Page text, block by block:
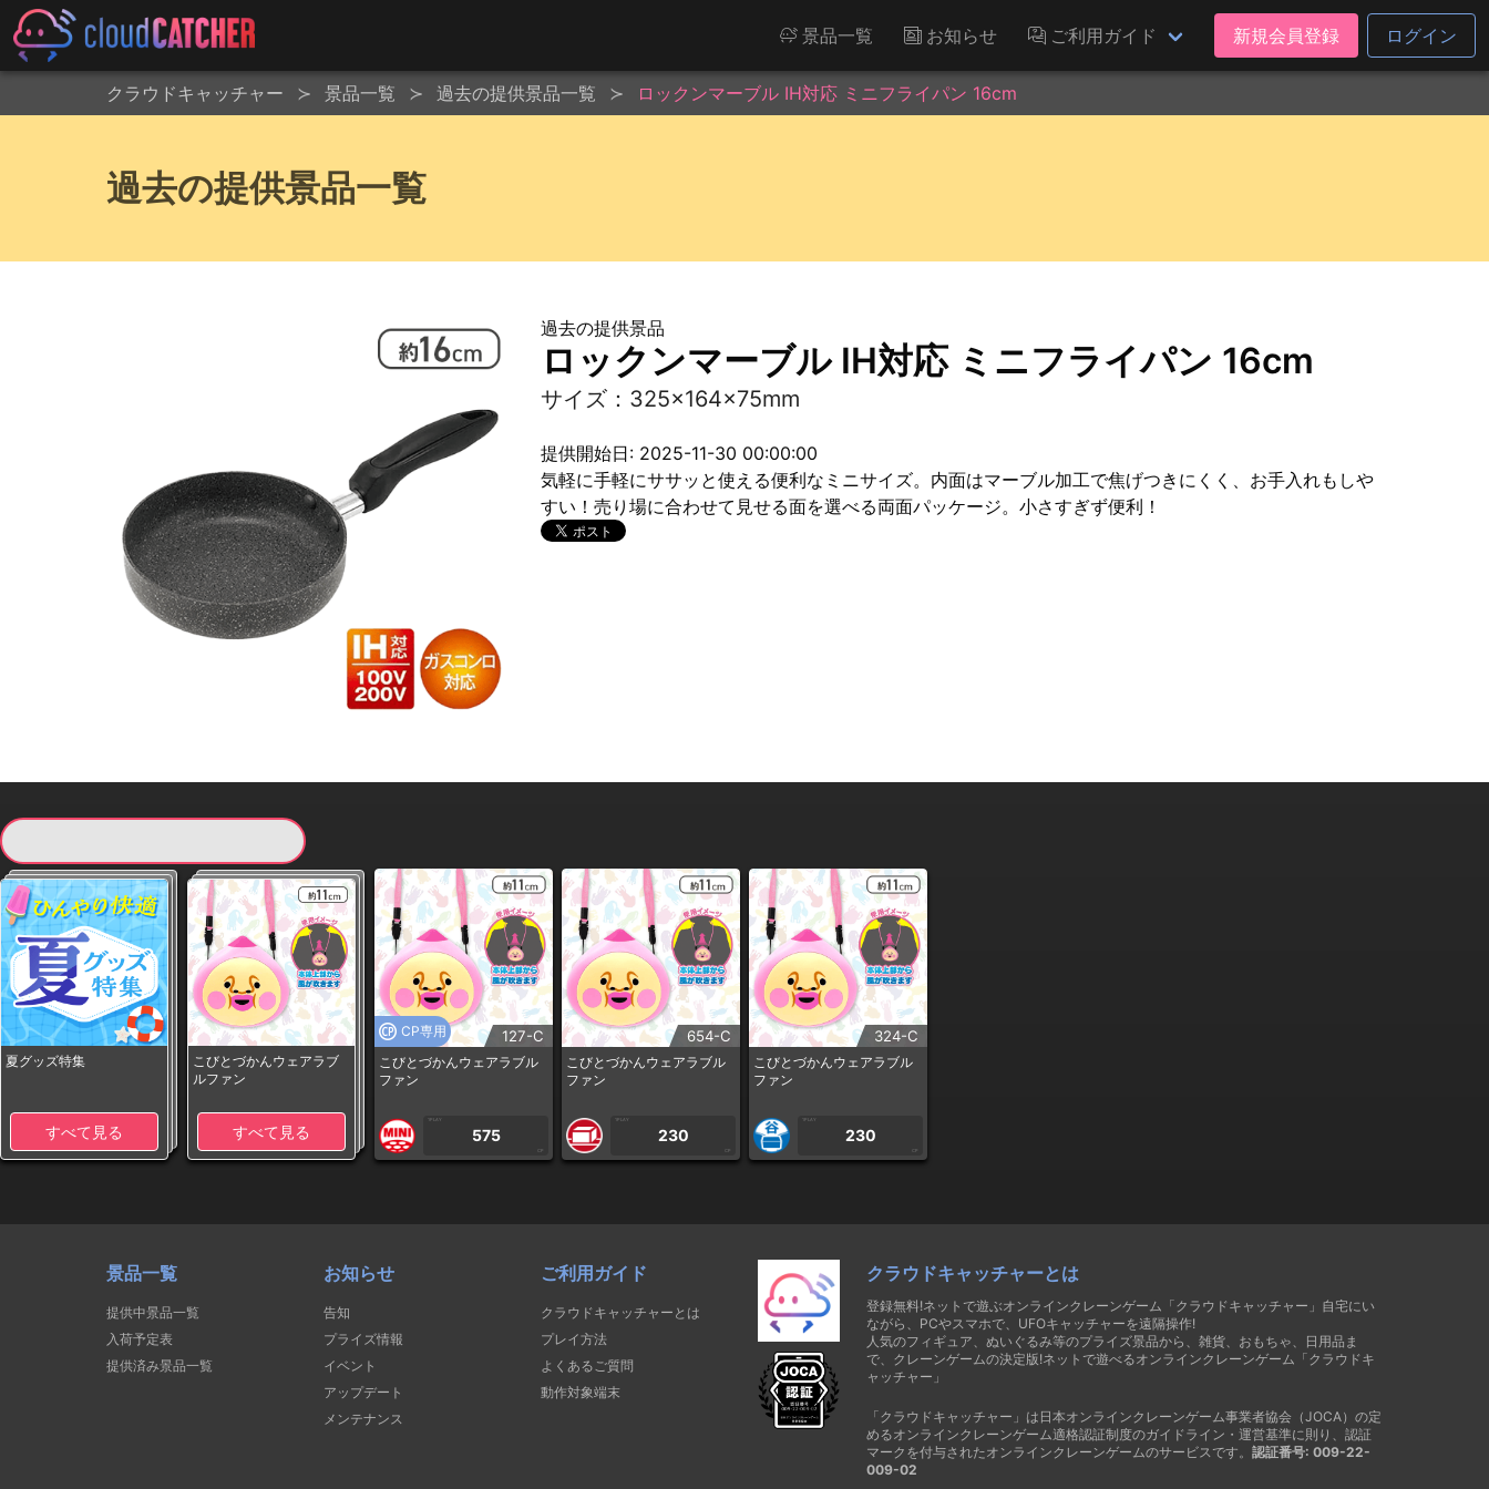
景品一覧 お知らせ ご利用ガイド 新規会員登録 ログイン
クラウドキャッチャー 景品一覧 過去の提供景品一覧 ロックンマーブル IH対応 ミニフライパン 16cm
過去の提供景品一覧
過去の提供景品
ロックンマーブル IH対応 ミニフライパン 16cm
サイズ：325×164×75mm
提供開始日: 2025-11-30 00:00:00
気軽に手軽にササッと使える便利なミニサイズ。内面はマーブル加工で焦げつきにくく、お手入れもしや
すい！売り場に合わせて見せる面を選べる両面パッケージ。小さすぎず便利！
夏グッズ特集
すべて見る
こびとづかんウェアラブ
ルファン
すべて見る
CP専用 127-C
こびとづかんウェアラブル
ファン
1PLAY
575
CP
654-C
こびとづかんウェアラブル
ファン
1PLAY
230
CP
324-C
こびとづかんウェアラブル
ファン
1PLAY
230
CP
景品一覧
提供中景品一覧
入荷予定表
提供済み景品一覧
お知らせ
告知
プライズ情報
イベント
アップデート
メンテナンス
ご利用ガイド
クラウドキャッチャーとは
プレイ方法
よくあるご質問
動作対象端末
クラウドキャッチャーとは
登録無料!ネットで遊ぶオンラインクレーンゲーム「クラウドキャッチャー」自宅にい
ながら、PCやスマホで、UFOキャッチャーを遠隔操作!
人気のフィギュア、ぬいぐるみ等のプライズ景品から、雑貨、おもちゃ、日用品ま
で、クレーンゲームの決定版!ネットで遊べるオンラインクレーンゲーム「クラウドキ
ャッチャー」
「クラウドキャッチャー」は日本オンラインクレーンゲーム事業者協会（JOCA）の定
めるオンラインクレーンゲーム適格認証制度のガイドライン・運営基準に則り、認証
マークを付与されたオンラインクレーンゲームのサービスです。 認証番号: 009-22-
009-02